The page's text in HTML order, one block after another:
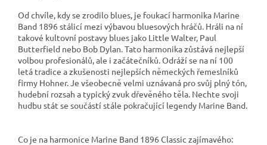
Od chvíle, kdy se zrodilo blues, je foukací harmonika Marine
Band 1896 stálicí mezi výbavou bluesových hráčů. Hráli na ní
takové kultovní postavy blues jako Little Walter, Paul
Butterfield nebo Bob Dylan. Tato harmonika zůstává nejlepší
volbou profesionálů, ale i začátečníků. Odráží se na ní 100
letá tradice a zkušenosti nejlepších německých řemeslníků
firmy Hohner. Je všeobecně velmi uznávaná pro svůj plný tón,
hudební rozsah a typický zvuk dřevěného těla. Nechte svoji
hudbu stát se součástí stále pokračující legendy Marine Band.
Co je na harmonice Marine Band 1896 Classic zajímavého: